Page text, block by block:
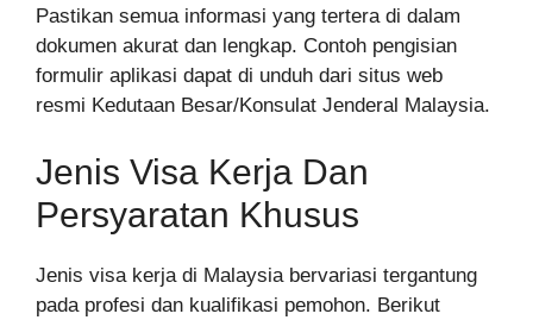
Pastikan semua informasi yang tertera di dalam
dokumen akurat dan lengkap. Contoh pengisian
formulir aplikasi dapat di unduh dari situs web
resmi Kedutaan Besar/Konsulat Jenderal Malaysia.
Jenis Visa Kerja Dan
Persyaratan Khusus
Jenis visa kerja di Malaysia bervariasi tergantung
pada profesi dan kualifikasi pemohon. Berikut